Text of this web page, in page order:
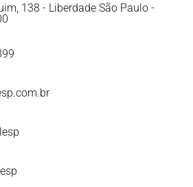
138 - Liberdade São Paulo -